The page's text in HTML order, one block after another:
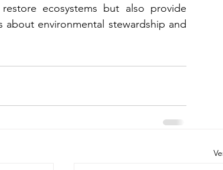
ecosystems but also provide
environmental stewardship and